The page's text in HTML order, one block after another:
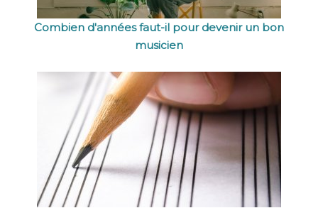
Combien d'années faut-il pour devenir un bon
musicien